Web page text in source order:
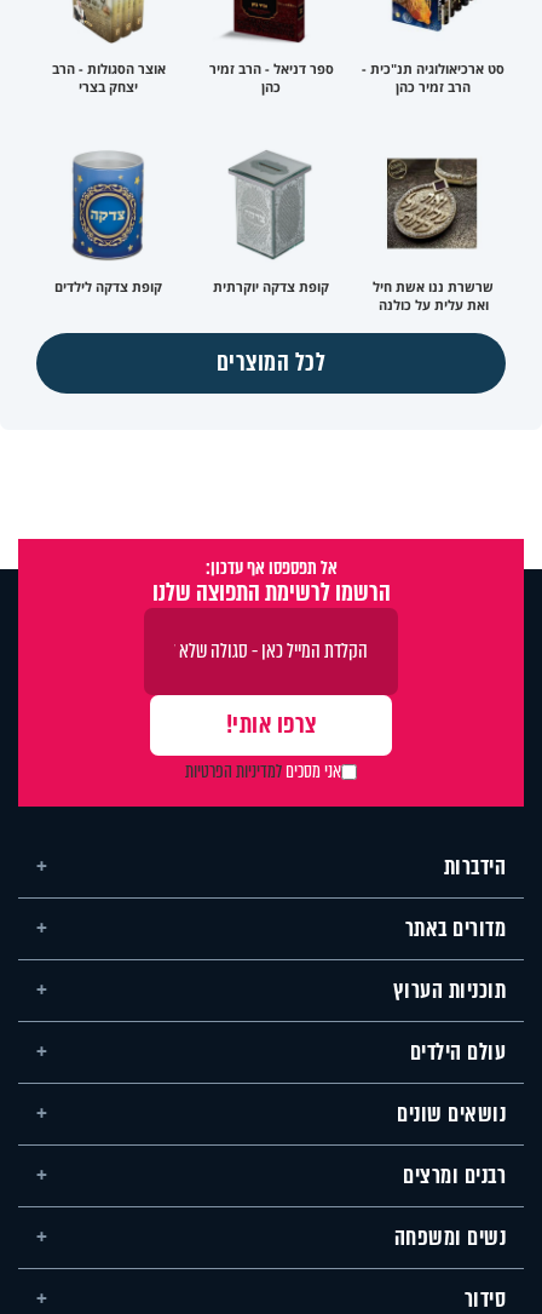
סט ארכיאולוגיה תנ"כית -
הרב זמיר כהן
ספר דניאל - הרב זמיר
כהן
אוצר הסגולות - הרב
יצחק בצרי
שרשרת ננו אשת חיל
ואת עלית על כולנה
קופת צדקה יוקרתית קופת צדקה לילדים
לכל המוצרים
אל תפספסו אף עדכון:
הרשמו לרשימת התפוצה שלנו
אני מסכיםלמדיניות הפרטיות
הידברות
מדורים באתר
תוכניות הערוץ
עולם הילדים
נושאים שונים
רבנים ומרצים
נשים ומשפחה
סידור